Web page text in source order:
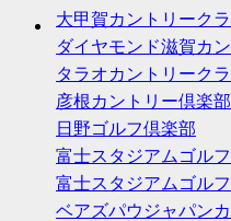
大甲賀カントリーク
ダイヤモンド滋賀カ
タラオカントリーク
彦根カントリー倶楽部
日野ゴルフ倶楽部
富士スタジアムゴル
富士スタジアムゴル
ベアズパウジャパン